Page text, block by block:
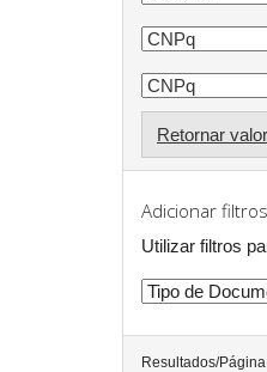
Retornar
Adicionar
Utilizar filtros
Resultados/Página